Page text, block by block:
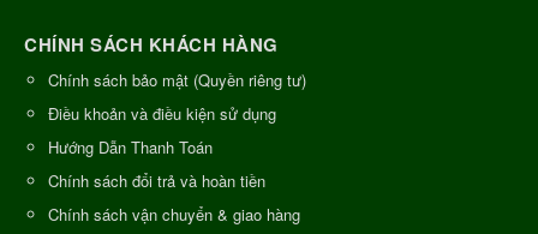
CHÍNH SÁCH KHÁCH HÀNG
Chính sách bảo mật (Quyền riêng tư)
Điều khoản và điều kiện sử dụng
Hướng Dẫn Thanh Toán
Chính sách đổi trả và hoàn tiền
Chính sách vận chuyển & giao hàng